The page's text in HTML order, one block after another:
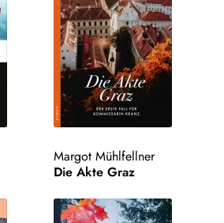
Margot Mühlfellner
Die Akte Graz